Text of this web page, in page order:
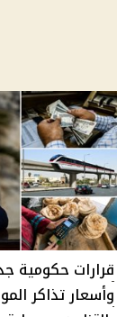
قرارات حكومية
وأسعار تذاكر